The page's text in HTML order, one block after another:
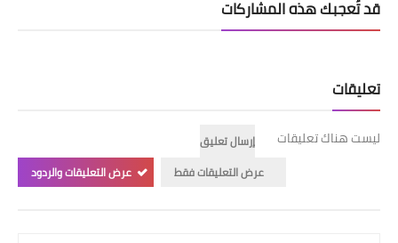
قد تُعجبك هذه المشاركات
تعليقات
ليست هناك تعليقات
إرسال تعليق
عرض التعليقات فقط
عرض التعليقات والردود